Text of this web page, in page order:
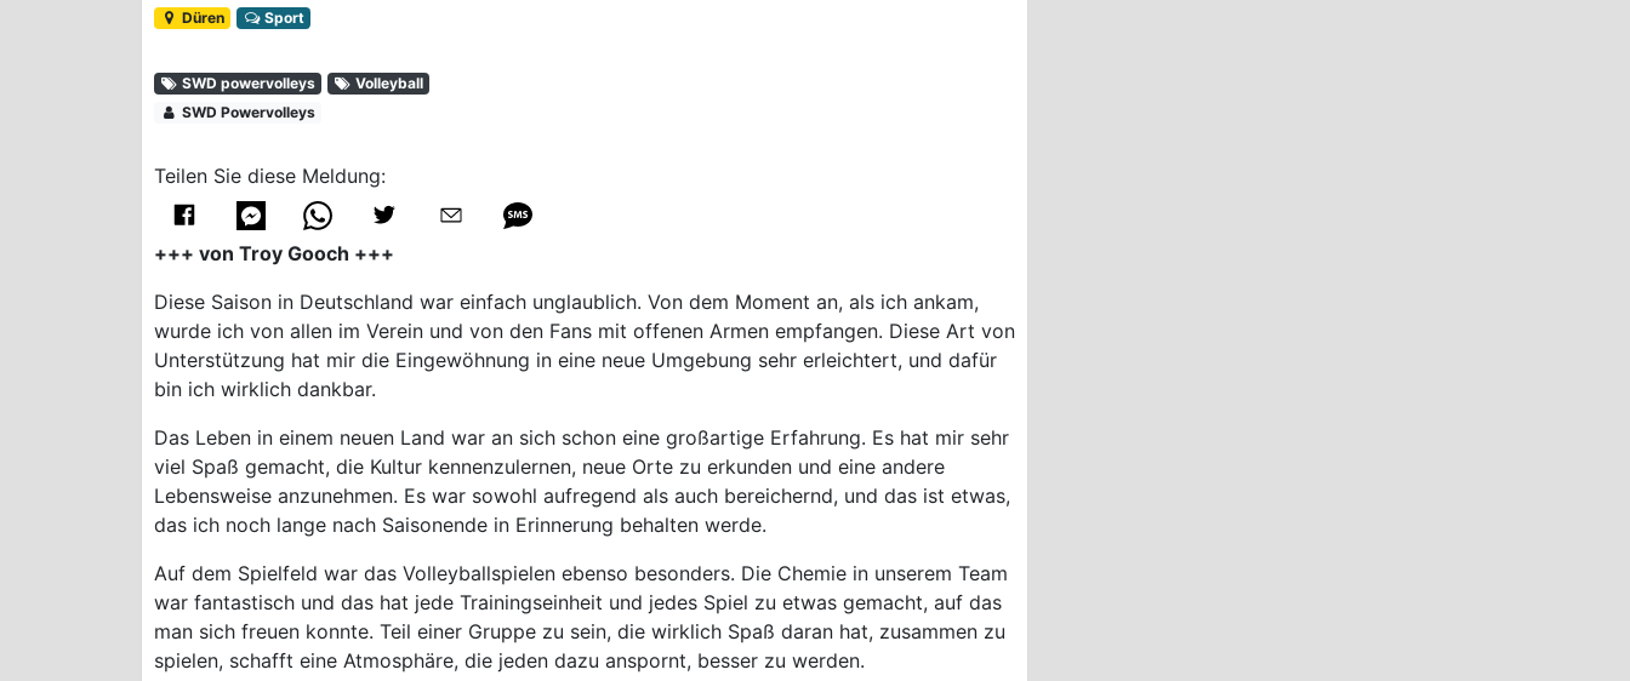
Düren
Sport
SWD powervolleys
Volleyball
SWD Powervolleys
Teilen Sie diese Meldung:
+++ von Troy Gooch +++
Diese Saison in Deutschland war einfach unglaublich. Von dem Moment an, als ich ankam,
wurde ich von allen im Verein und von den Fans mit offenen Armen empfangen. Diese Art von
Unterstützung hat mir die Eingewöhnung in eine neue Umgebung sehr erleichtert, und dafür
bin ich wirklich dankbar.
Das Leben in einem neuen Land war an sich schon eine großartige Erfahrung. Es hat mir sehr
viel Spaß gemacht, die Kultur kennenzulernen, neue Orte zu erkunden und eine andere
Lebensweise anzunehmen. Es war sowohl aufregend als auch bereichernd, und das ist etwas,
das ich noch lange nach Saisonende in Erinnerung behalten werde.
Auf dem Spielfeld war das Volleyballspielen ebenso besonders. Die Chemie in unserem Team
war fantastisch und das hat jede Trainingseinheit und jedes Spiel zu etwas gemacht, auf das
man sich freuen konnte. Teil einer Gruppe zu sein, die wirklich Spaß daran hat, zusammen zu
spielen, schafft eine Atmosphäre, die jeden dazu anspornt, besser zu werden.